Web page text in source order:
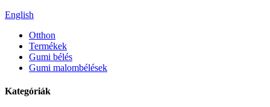
English
Otthon
Termékek
Gumi bélés
Gumi malombélések
Kategóriák